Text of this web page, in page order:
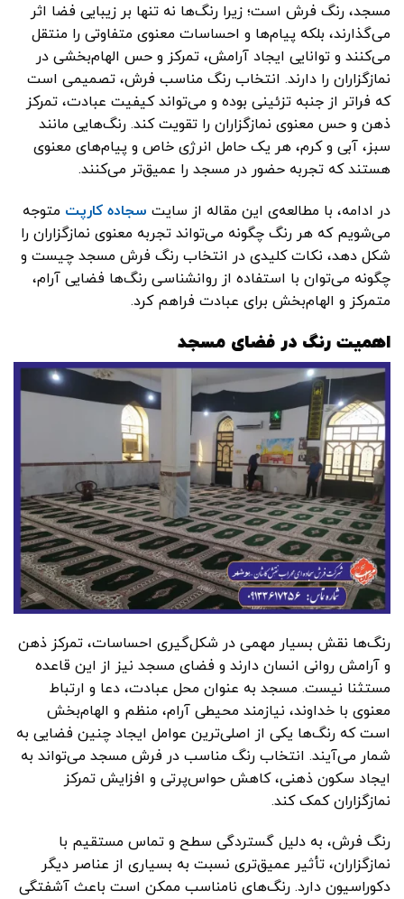
مسجد، رنگ فرش است؛ زیرا رنگ‌ها نه تنها بر زیبایی فضا اثر
می‌گذارند، بلکه پیام‌ها و احساسات معنوی متفاوتی را منتقل
می‌کنند و توانایی ایجاد آرامش، تمرکز و حس الهام‌بخشی در
نمازگزاران را دارند. انتخاب رنگ مناسب فرش، تصمیمی است
که فراتر از جنبه تزئینی بوده و می‌تواند کیفیت عبادت، تمرکز
ذهن و حس معنوی نمازگزاران را تقویت کند. رنگ‌هایی مانند
سبز، آبی و کرم، هر یک حامل انرژی خاص و پیام‌های معنوی
هستند که تجربه حضور در مسجد را عمیق‌تر می‌کنند.
در ادامه، با مطالعه‌ی این مقاله از سایت سجاده کارپت متوجه
می‌شویم که هر رنگ چگونه می‌تواند تجربه معنوی نمازگزاران را
شکل دهد، نکات کلیدی در انتخاب رنگ فرش مسجد چیست و
چگونه می‌توان با استفاده از روانشناسی رنگ‌ها فضایی آرام،
متمرکز و الهام‌بخش برای عبادت فراهم کرد.
اهمیت رنگ در فضای مسجد
رنگ‌ها نقش بسیار مهمی در شکل‌گیری احساسات، تمرکز ذهن
و آرامش روانی انسان دارند و فضای مسجد نیز از این قاعده
مستثنا نیست. مسجد به عنوان محل عبادت، دعا و ارتباط
معنوی با خداوند، نیازمند محیطی آرام، منظم و الهام‌بخش
است که رنگ‌ها یکی از اصلی‌ترین عوامل ایجاد چنین فضایی به
شمار می‌آیند. انتخاب رنگ مناسب در فرش مسجد می‌تواند به
ایجاد سکون ذهنی، کاهش حواس‌پرتی و افزایش تمرکز
نمازگزاران کمک کند.
رنگ فرش، به دلیل گستردگی سطح و تماس مستقیم با
نمازگزاران، تأثیر عمیق‌تری نسبت به بسیاری از عناصر دیگر
دکوراسیون دارد. رنگ‌های نامناسب ممکن است باعث آشفتگی